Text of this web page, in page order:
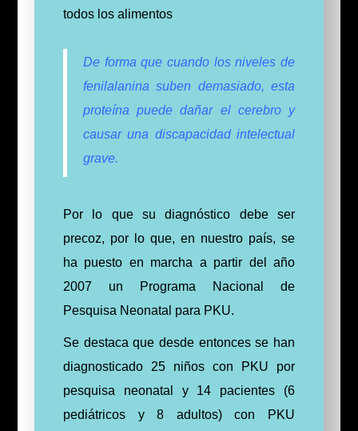
todos los alimentos
De forma que cuando los niveles de
fenilalanina suben demasiado, esta
proteína puede dañar el cerebro y
causar una discapacidad intelectual
grave.
Por lo que su diagnóstico debe ser
precoz, por lo que, en nuestro país, se
ha puesto en marcha a partir del año
2007 un Programa Nacional de
Pesquisa Neonatal para PKU.
Se destaca que desde entonces se han
diagnosticado 25 niños con PKU por
pesquisa neonatal y 14 pacientes (6
pediátricos y 8 adultos) con PKU